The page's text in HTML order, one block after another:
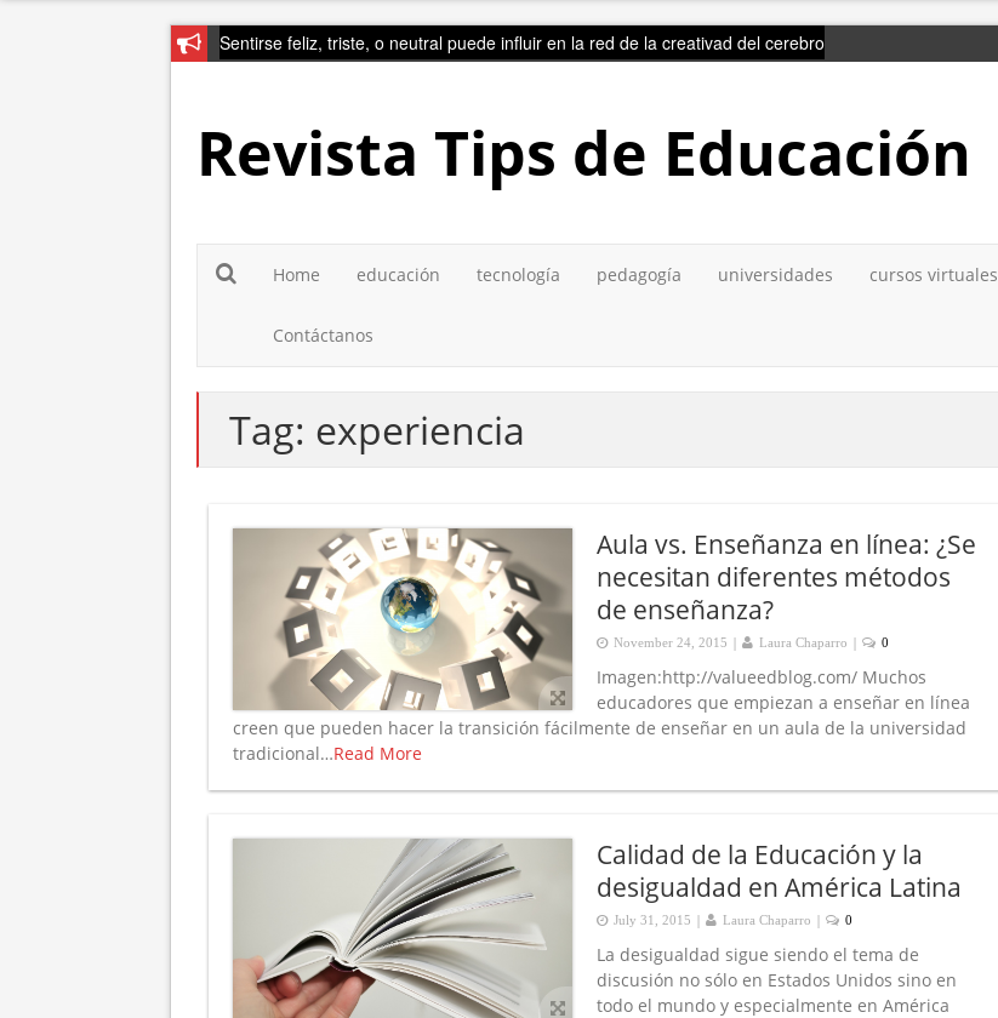
Sentirse feliz, triste, o neutral puede influir en la red de la creativad del cerebro
Revista Tips de Educación
Home educación tecnología pedagogía universidades cursos virtuales
Contáctanos
Tag: experiencia
Aula vs. Enseñanza en línea: ¿Se
necesitan diferentes métodos
de enseñanza?
November 24, 2015 | Laura Chaparro | 0
Imagen:http://valueedblog.com/ Muchos
educadores que empiezan a enseñar en línea
creen que pueden hacer la transición fácilmente de enseñar en un aula de la universidad
tradicional…Read More
Calidad de la Educación y la
desigualdad en América Latina
July 31, 2015 | Laura Chaparro | 0
La desigualdad sigue siendo el tema de
discusión no sólo en Estados Unidos sino en
todo el mundo y especialmente en América